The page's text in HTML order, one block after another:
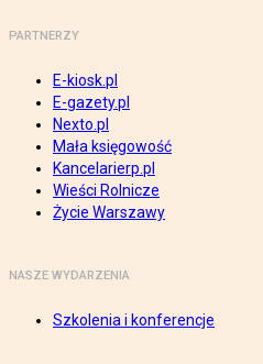
PARTNERZY
E-kiosk.pl
E-gazety.pl
Nexto.pl
Mała księgowość
Kancelarierp.pl
Wieści Rolnicze
Życie Warszawy
NASZE WYDARZENIA
Szkolenia i konferencje